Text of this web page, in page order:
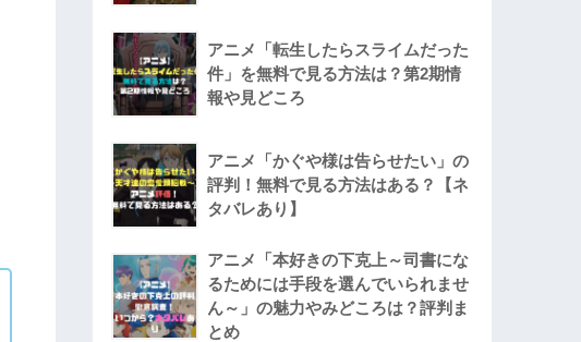
アニメ「転生したらスライムだった
件」を無料で見る方法は？第2期情
報や見どころ
アニメ「かぐや様は告らせたい」の
評判！無料で見る方法はある？【ネ
タバレあり】
アニメ「本好きの下克上～司書にな
るためには手段を選んでいられませ
ん～」の魅力やみどころは？評判ま
とめ